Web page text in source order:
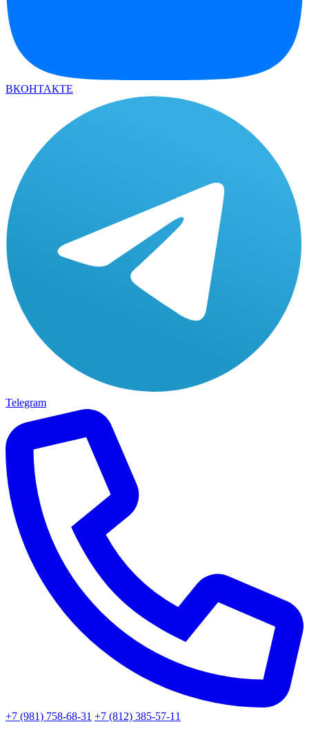
ВКОНТАКТЕ
Telegram
+7 (981) 758-68-31 +7 (812) 385-57-11